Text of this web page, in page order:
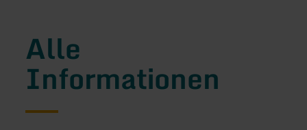
Alle
Informationen